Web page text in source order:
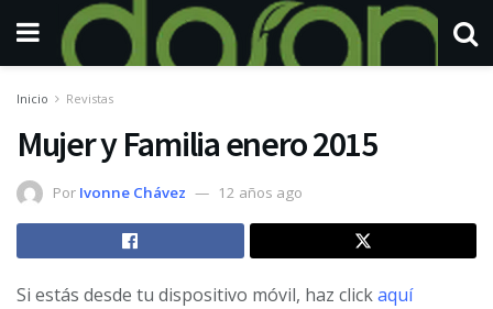
Inicio Revistas
Mujer y Familia enero 2015
Por Ivonne Chávez 12 años ago
Si estás desde tu dispositivo móvil, haz clickaquí